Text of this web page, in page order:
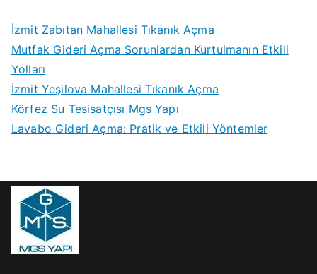
İzmit Zabıtan Mahallesi Tıkanık Açma
Mutfak Gideri Açma Sorunlardan Kurtulmanın Etkili
Yolları
İzmit Yeşilova Mahallesi Tıkanık Açma
Körfez Su Tesisatçısı Mgs Yapı
Lavabo Gideri Açma: Pratik ve Etkili Yöntemler